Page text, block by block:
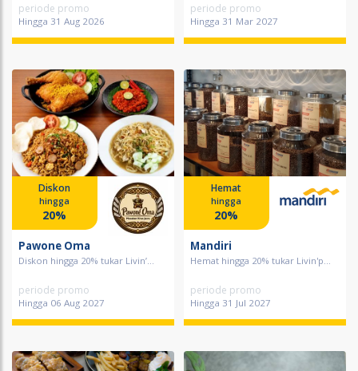
periode promo
Hingga 31 Aug 2026
periode promo
Hingga 31 Mar 2027
Diskon
hingga
20%
Pawone Oma
Diskon hingga 20% tukar Livin’...
periode promo
Hingga 06 Aug 2027
Hemat
hingga
20%
Mandiri
Hemat hingga 20% tukar Livin'p...
periode promo
Hingga 31 Jul 2027